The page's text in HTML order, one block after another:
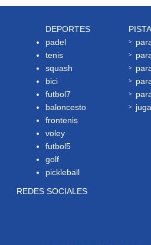
DEPORTES
padel
tenis
squash
bici
futbol7
baloncesto
frontenis
voley
futbol5
golf
pickleball
REDES SOCIALES